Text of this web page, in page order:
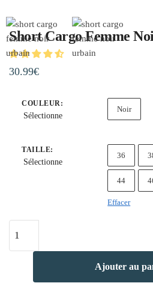
Short Cargo Femme
30.99€
COULEUR :
Sélectionne
Noir
TAILLE:
Sélectionne
36
44
Effacer
Ajouter au